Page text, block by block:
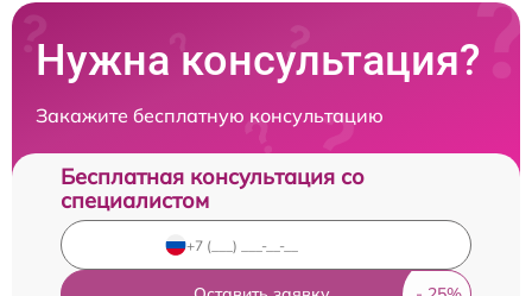
Нужна консультация?
Закажите бесплатную консультацию
Бесплатная консультация со
специалистом